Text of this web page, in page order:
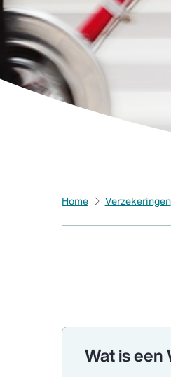
Home Verzekeringen
Wat is een